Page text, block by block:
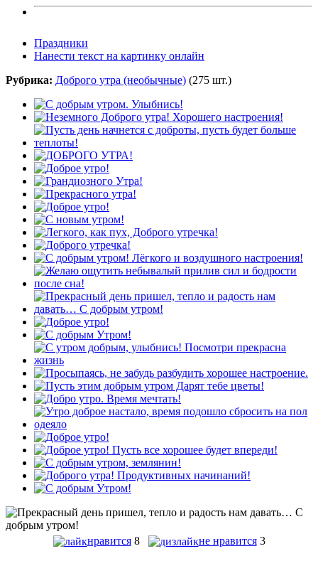
Праздники
Нанести текст на картинку онлайн
Рубрика: Доброго утра (необычные) (275 шт.)
нравится 8 не нравится 3